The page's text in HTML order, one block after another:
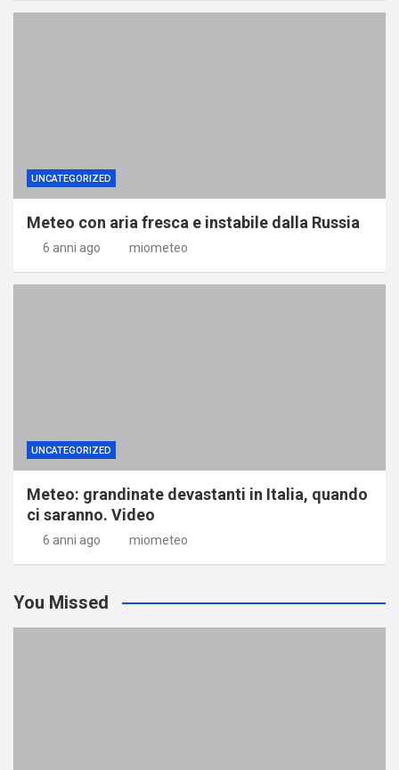
UNCATEGORIZED
Meteo con aria fresca e instabile dalla Russia
6 anni ago miometeo
UNCATEGORIZED
Meteo: grandinate devastanti in Italia, quando
ci saranno. Video
6 anni ago miometeo
You Missed